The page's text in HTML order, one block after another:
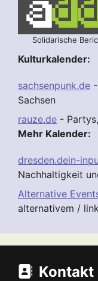
Solidarische
Kulturkalender:
sachsenpunk.de
Sachsen
rauze.de -
Mehr Kalender:
dresden.dein-
Nachhaltigkeit
Alternative
alternativem /
Kontakt